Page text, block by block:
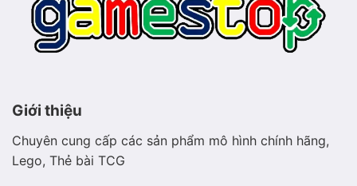
Giới thiệu
Chuyên cung cấp các sản phẩm mô hình chính hãng,
Lego, Thẻ bài TCG